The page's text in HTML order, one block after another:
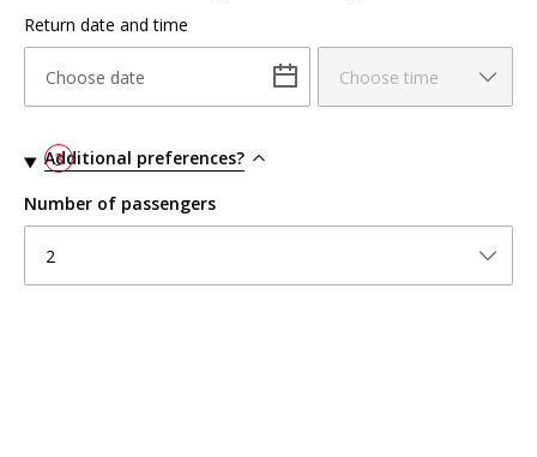
Return date and time
Choose date Choose time
3
Additional preferences?
Number of passengers
2